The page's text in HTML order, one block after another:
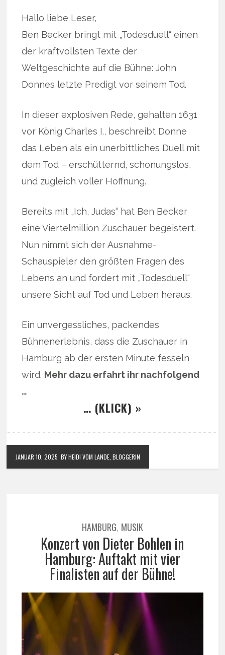
Hallo liebe Leser,
Ben Becker bringt mit „Todesduell“ einen
der kraftvollsten Texte der
Weltgeschichte auf die Bühne: John
Donnes letzte Predigt vor seinem Tod.
In dieser explosiven Rede, gehalten 1631
vor König Charles I., beschreibt Donne
das Leben als ein unerbittliches Duell mit
dem Tod – erschütternd, schonungslos,
und zugleich voller Hoffnung.
Bereits mit „Ich, Judas“ hat Ben Becker
eine Viertelmillion Zuschauer begeistert.
Nun nimmt sich der Ausnahme-
Schauspieler den größten Fragen des
Lebens an und fordert mit „Todesduell“
unsere Sicht auf Tod und Leben heraus.
Ein unvergessliches, packendes
Bühnenerlebnis, dass die Zuschauer in
Hamburg ab der ersten Minute fesseln
wird. Mehr dazu erfahrt ihr nachfolgend
…
… (KLICK) »
JANUAR 10, 2025 BY HEIDI VOM LANDE, BLOGGERIN
HAMBURG, MUSIK
Konzert von Dieter Bohlen in
Hamburg: Auftakt mit vier
Finalisten auf der Bühne!